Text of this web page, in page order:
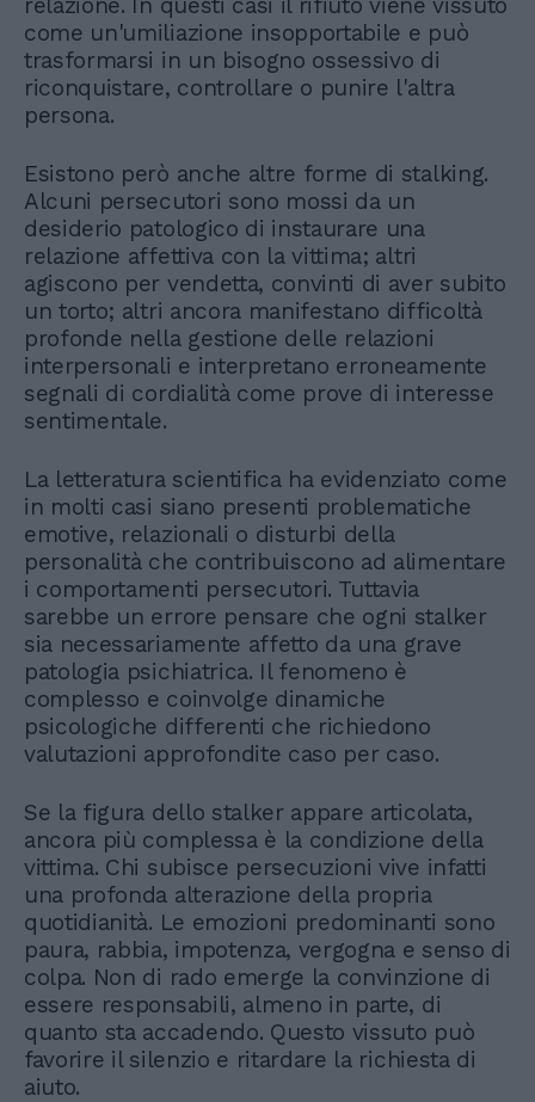
come un'umiliazione insopportabile e può
trasformarsi in un bisogno ossessivo di
riconquistare, controllare o punire l'altra
persona.
Esistono però anche altre forme di stalking.
Alcuni persecutori sono mossi da un
desiderio patologico di instaurare una
relazione affettiva con la vittima; altri
agiscono per vendetta, convinti di aver subito
un torto; altri ancora manifestano difficoltà
profonde nella gestione delle relazioni
interpersonali e interpretano erroneamente
segnali di cordialità come prove di interesse
sentimentale.
La letteratura scientifica ha evidenziato come
in molti casi siano presenti problematiche
emotive, relazionali o disturbi della
personalità che contribuiscono ad alimentare
i comportamenti persecutori. Tuttavia
sarebbe un errore pensare che ogni stalker
sia necessariamente affetto da una grave
patologia psichiatrica. Il fenomeno è
complesso e coinvolge dinamiche
psicologiche differenti che richiedono
valutazioni approfondite caso per caso.
Se la figura dello stalker appare articolata,
ancora più complessa è la condizione della
vittima. Chi subisce persecuzioni vive infatti
una profonda alterazione della propria
quotidianità. Le emozioni predominanti sono
paura, rabbia, impotenza, vergogna e senso di
colpa. Non di rado emerge la convinzione di
essere responsabili, almeno in parte, di
quanto sta accadendo. Questo vissuto può
favorire il silenzio e ritardare la richiesta di
aiuto.